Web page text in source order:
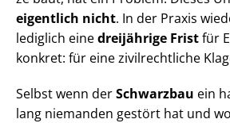
eigentlich nicht. In der Praxis
lediglich einedreijährige Fristfür
konkret: für eine zivilrechtliche
Selbst wenn derSchwarzbau ein
lang niemanden gestört hat und